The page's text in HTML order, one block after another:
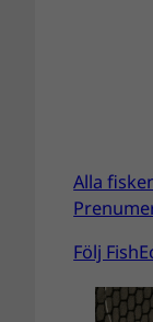
Alla
Följ